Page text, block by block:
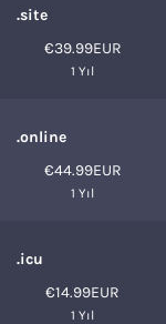
.site
€39.99EUR
1 Yıl
.online
€44.99EUR
1 Yıl
.icu
€14.99EUR
1 Yıl